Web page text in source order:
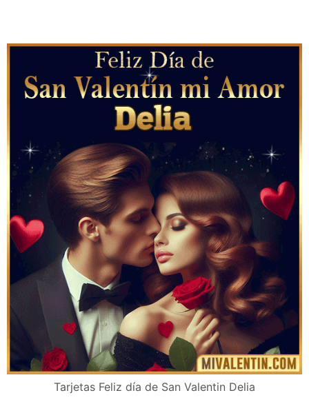
Tarjetas Feliz día de San Valentin Delia